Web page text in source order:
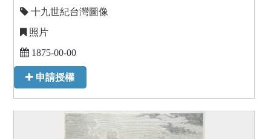
十九世紀台灣圖像
照片
1875-00-00
申請授權